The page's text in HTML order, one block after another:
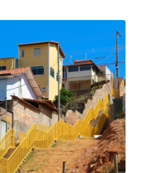
a avenida Carmélia
um caminho em meio
uma travessia asfaltada,
…